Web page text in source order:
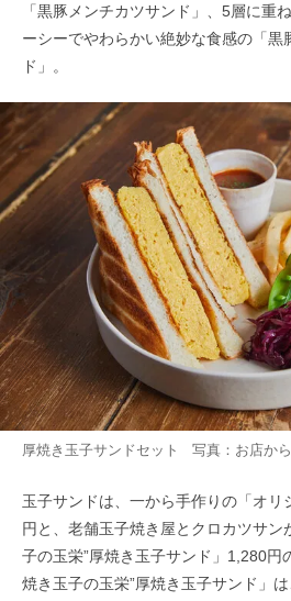
「黒豚メンチカツサンド」、5層に重
ーシーでやわらかい絶妙な食感の「黒
ド」。
厚焼き玉子サンドセット 写真：お店から
玉子サンドは、一から手作りの「オ
円と、老舗玉子焼き屋とクロカツサン
子の玉栄”厚焼き玉子サンド」1,280円
焼き玉子の玉栄”厚焼き玉子サンド」